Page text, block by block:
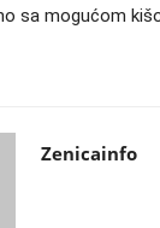
sa mogućom
Zenicainfo